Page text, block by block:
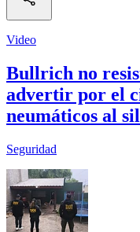
Video
Bullrich no
advertir por el
neumáticos al
Seguridad